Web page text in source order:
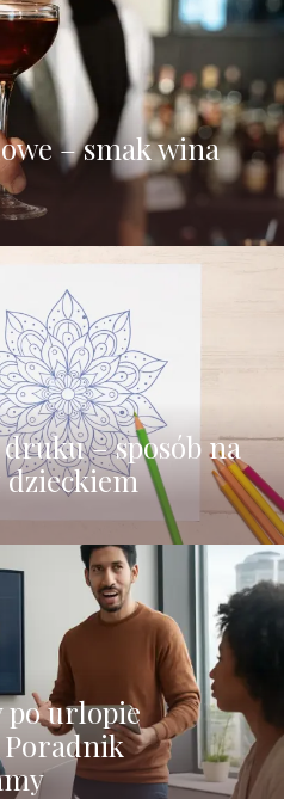
– smak wina
– sposób na
dzieckiem
po urlopie